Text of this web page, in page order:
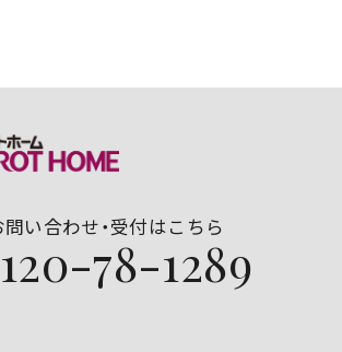
い合わせ・受付はこちら
78-1289